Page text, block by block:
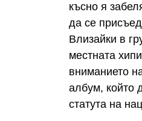
късно я
да се
Влизайки в
местната
вниманието
албум, който
статута на